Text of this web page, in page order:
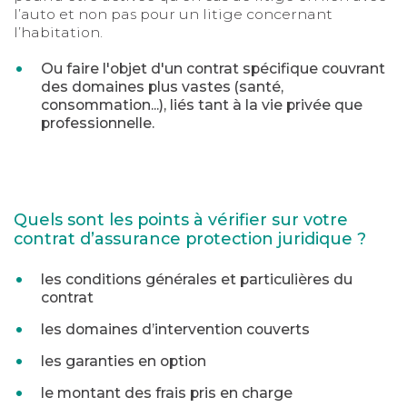
l’auto et non pas pour un litige concernant
l’habitation.
Ou faire l'objet d'un contrat spécifique couvrant
des domaines plus vastes (santé,
consommation...), liés tant à la vie privée que
professionnelle.
Quels sont les points à vérifier sur votre
contrat d’assurance protection juridique ?
les conditions générales et particulières du
contrat
les domaines d’intervention couverts
les garanties en option
le montant des frais pris en charge